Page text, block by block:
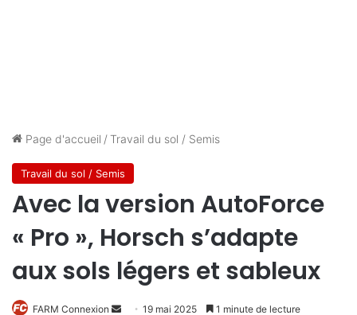
Page d'accueil /Travail du sol / Semis
Travail du sol / Semis
Avec la version AutoForce
« Pro », Horsch s’adapte
aux sols légers et sableux
FARM Connexion
Envoyer19 mai 2025 1 minute de lecture